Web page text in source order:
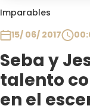
Imparables
15/ 06/ 2017
Seba y
talento
en el
Club De La
Contigo en
Plan Perfecto
El Tiempo
Sabingo
Todos Los